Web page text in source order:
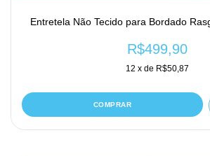
Entretela Não Tecido para Bordado
R$499,90
12 x de R$50,87
COMPRAR